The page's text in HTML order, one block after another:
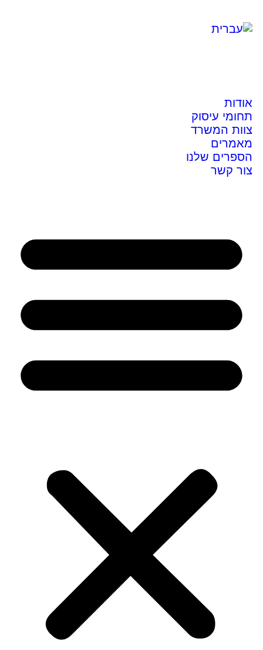
אודות
תחומי עיסוק
צוות המשרד
מאמרים
הספרים שלנו
צור קשר